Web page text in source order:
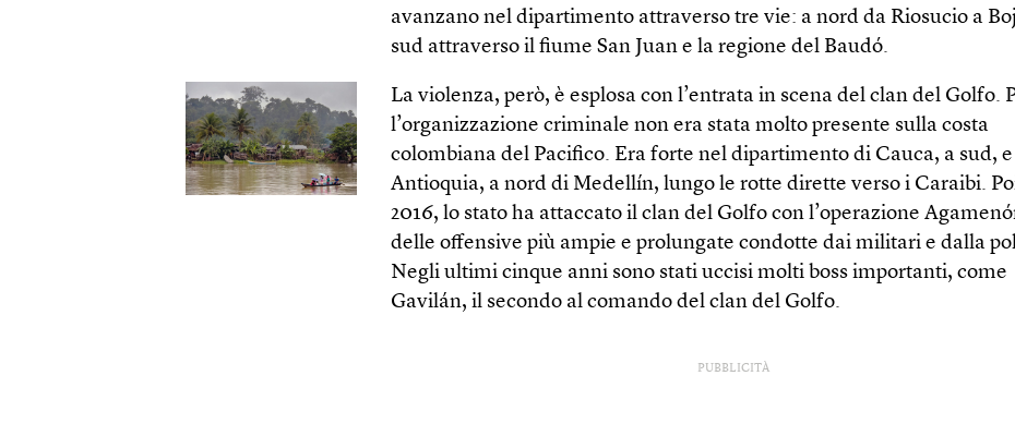
avanzano nel dipartimento attraverso tre vie: a nord da Riosucio a
sud attraverso il fiume San Juan e la regione del Baudó.
La violenza, però, è esplosa con l’entrata in scena del clan del Golfo.
l’organizzazione criminale non era stata molto presente sulla costa
colombiana del Pacifico. Era forte nel dipartimento di Cauca, a sud,
Antioquia, a nord di Medellín, lungo le rotte dirette verso i Caraibi.
2016, lo stato ha attaccato il clan del Golfo con l’operazione
delle offensive più ampie e prolungate condotte dai militari e dalla
Negli ultimi cinque anni sono stati uccisi molti boss importanti, come
Gavilán, il secondo al comando del clan del Golfo.
PUBBLICITÀ